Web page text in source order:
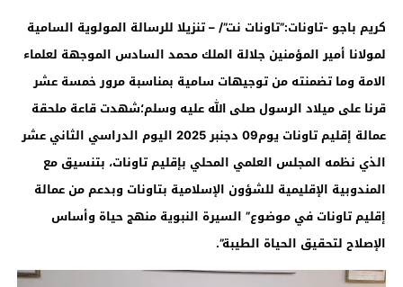
كريم باجو -تاونات:”تاونات نت”/ – تنزيلا للرسالة المولوية السامية
لمولانا أمير المؤمنين جلالة الملك محمد السادس الموجهة لعلماء
الامة وما تضمنته من توجيهات سامية بمناسبة مرور خمسة عشر
قرنا على ميلاد الرسول صلى الله عليه وسلم؛شهدت قاعة ملحقة
عمالة إقليم تاونات يوم09 دجنبر 2025 اليوم الدراسي الثاني عشر
الذي نظمه المجلس العلمي المحلي بإقليم تاونات، بتنسيق مع
المندوبية الإقليمية للشؤون الإسلامية بتاونات وبدعم من عمالة
إقليم تاونات في موضوع” السيرة النبوية منهج حياة وأساس
الإصلاح لتحقيق الحياة الطيبة”.